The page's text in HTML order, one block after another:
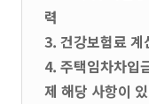
력
3. 건강보험료 계
4. 주택임차차입
제 해당 사항이